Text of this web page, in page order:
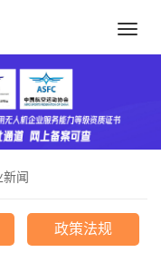
新闻
政策法规